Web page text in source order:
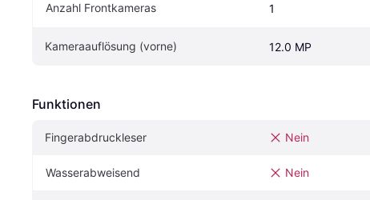
Anzahl Frontkameras 1
Kameraauflösung (vorne) 12.0 MP
Funktionen
Fingerabdruckleser Nein
Wasserabweisend Nein